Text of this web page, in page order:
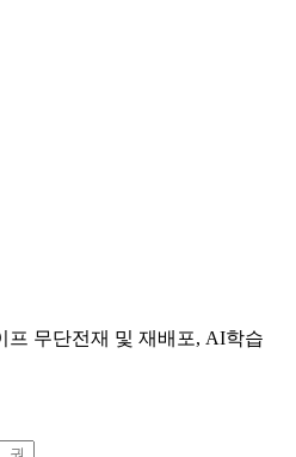
무단전재 및 재배포, AI학습